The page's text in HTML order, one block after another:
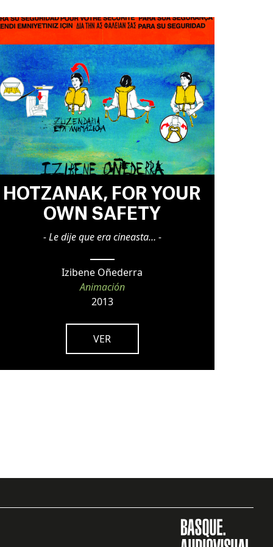
HOTZANAK, FOR YOUR
OWN SAFETY
- Le dije que era cineasta… -
Izibene Oñederra
Animación
2013
VER